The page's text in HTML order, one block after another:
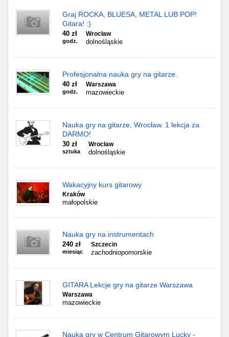
Graj ROCKA, BLUESA, METAL LUB POP!
Gitara! :)
40 zł
godz.
Wrocław
dolnośląskie
Profesjonalna nauka gry na gitarze.
40 zł
godz.
Warszawa
mazowieckie
Nauka gry na gitarze, Wrocław. 1 lekcja za
DARMO!
30 zł
sztuka
Wrocław
dolnośląskie
Wakacyjny kurs gitarowy
Kraków
małopolskie
Nauka gry na instrumentach
240 zł
miesiąc
Szczecin
zachodniopomorskie
GITARA Lekcje gry na gitarze Warszawa
Warszawa
mazowieckie
Nauka gry w Centrum Gitarowym Lucky -